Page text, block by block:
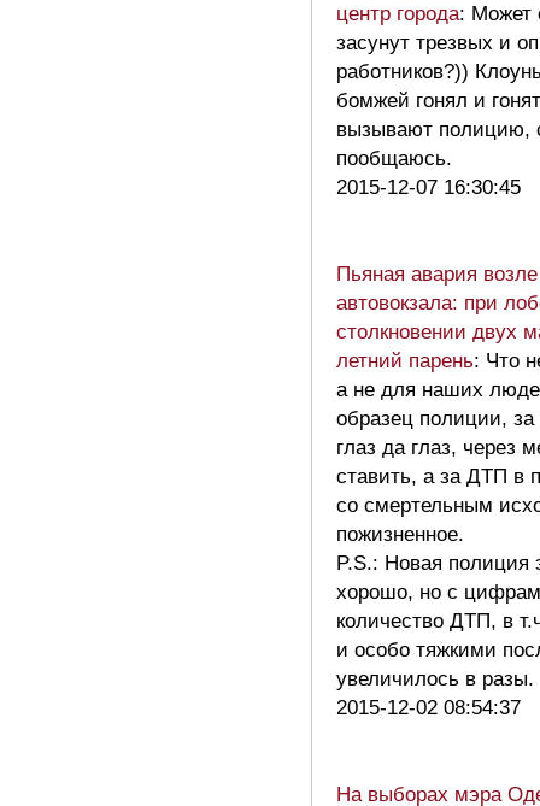
центр города: Может
засунут трезвых и
работников?))
бомжей гонял и
вызывают полицию,
пообщаюсь.
2015-12-07 16:30:45
Пьяная авария возле
автовокзала: при
столкновении двух
летний парень: Что
а не для наших
образец полиции,
глаз да глаз, через
ставить, а за ДТП в
со смертельным
пожизненное.
P.S.: Новая полиция
хорошо, но с
количество ДТП, в
и особо тяжкими
увеличилось в
2015-12-02 08:54:37
На выборах мэра